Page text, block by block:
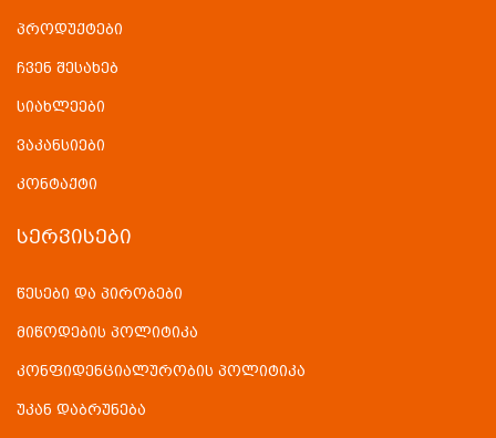
პროდუქტები
ჩვენ შესახებ
სიახლეები
ვაკანსიები
კონტაქტი
ᲡᲔᲠᲕᲘᲡᲔᲑᲘ
წესები და პირობები
მიწოდების პოლიტიკა
კონფიდენციალურობის პოლიტიკა
უკან დაბრუნება